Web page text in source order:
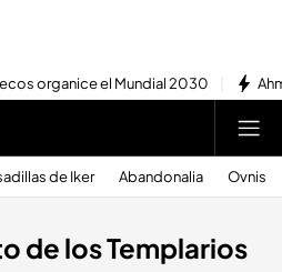
organice el Mundial 2030
de Iker Abandonalia Ovnis
de los Templarios